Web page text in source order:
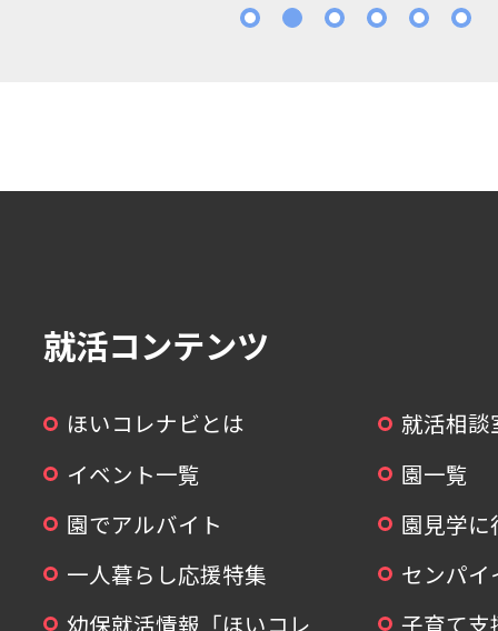
就活コンテンツ
ほいコレナビとは
就活相談
イベント一覧
園一覧
園でアルバイト
園見学
一人暮らし応援特集
センパ
幼保就活情報「ほいコレ
子育て支